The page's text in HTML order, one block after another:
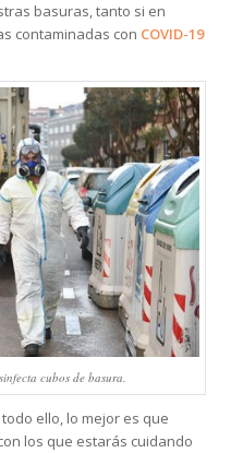
basuras, tanto si en
contaminadas con COVID-19
cubos de basura.
ello, lo mejor es que
los que estarás cuidando